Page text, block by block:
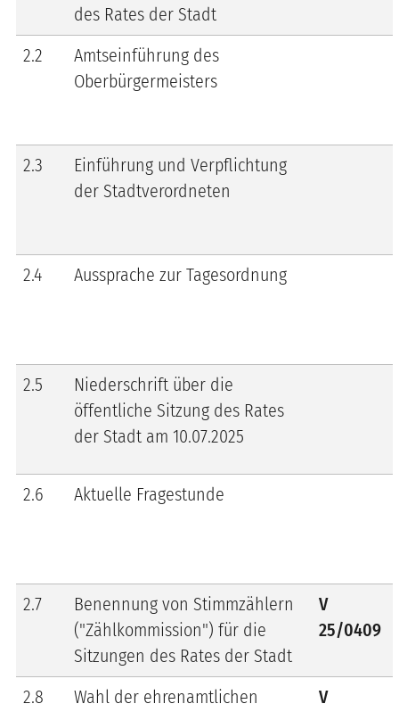
des Rates der Stadt
2.2
Amtseinführung des
Oberbürgermeisters
2.3
Einführung und Verpflichtung
der Stadtverordneten
2.4 Aussprache zur Tagesordnung
2.5
Niederschrift über die
öffentliche Sitzung des Rates
der Stadt am 10.07.2025
2.6 Aktuelle Fragestunde
2.7
Benennung von Stimmzählern
("Zählkommission") für die
Sitzungen des Rates der Stadt
V
25/0409
2.8
Wahl der ehrenamtlichen
V